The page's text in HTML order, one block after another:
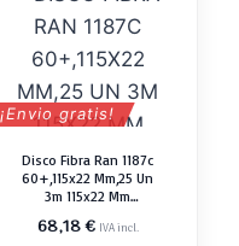
¡Envio gratis!
Disco Fibra Ran 1187c
60+,115x22 Mm,25 Un
3m 115x22 Mm
68,18€ IVA incl.